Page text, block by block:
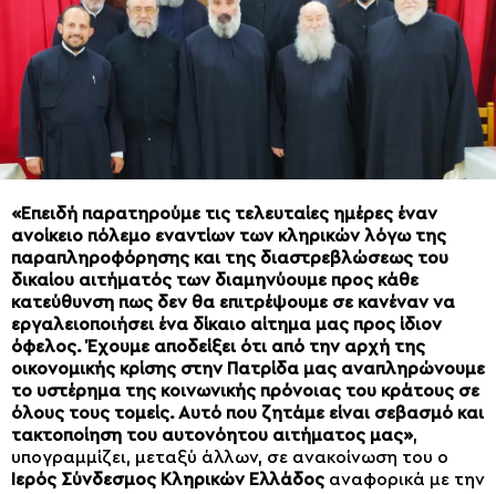
«Επειδή παρατηρούμε τις τελευταίες ημέρες έναν
ανοίκειο πόλεμο εναντίων των κληρικών λόγω της
παραπληροφόρησης και της διαστρεβλώσεως του
δικαίου αιτήματός των διαμηνύουμε προς κάθε
κατεύθυνση πως δεν θα επιτρέψουμε σε κανέναν να
εργαλειοποιήσει ένα δίκαιο αίτημα μας προς ίδιον
όφελος. Έχουμε αποδείξει ότι από την αρχή της
οικονομικής κρίσης στην Πατρίδα μας αναπληρώνουμε
το υστέρημα της κοινωνικής πρόνοιας του κράτους σε
όλους τους τομείς. Αυτό που ζητάμε είναι σεβασμό και
τακτοποίηση του αυτονόητου αιτήματος μας»,
υπογραμμίζει, μεταξύ άλλων, σε ανακοίνωση του ο
Ιερός Σύνδεσμος Κληρικών Ελλάδος αναφορικά με την